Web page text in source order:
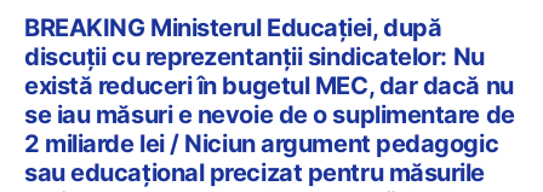
BREAKING Ministerul Educației, după
discuții cu reprezentanții sindicatelor: Nu
există reduceri în bugetul MEC, dar dacă nu
se iau măsuri e nevoie de o suplimentare de
2 miliarde lei / Niciun argument pedagogic
sau educațional precizat pentru măsurile